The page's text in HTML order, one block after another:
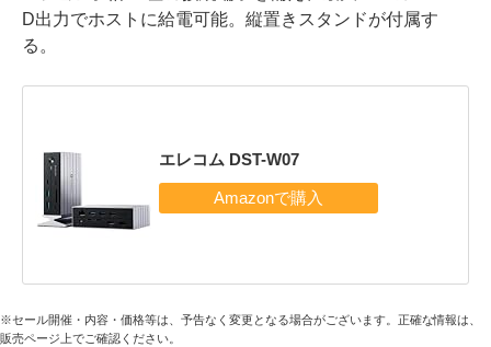
D出力でホストに給電可能。縦置きスタンドが付属す
る。
エレコム DST-W07
※セール開催・内容・価格等は、予告なく変更となる場合がございます。正確な情報は、
販売ページ上でご確認ください。